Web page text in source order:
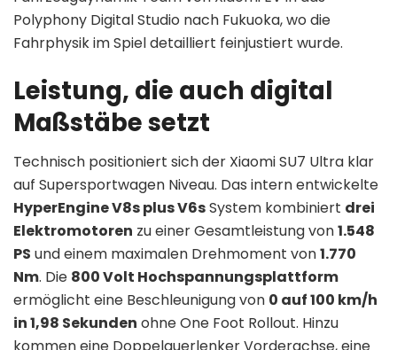
Polyphony Digital Studio nach Fukuoka, wo die
Fahrphysik im Spiel detailliert feinjustiert wurde.
Leistung, die auch digital
Maßstäbe setzt
Technisch positioniert sich der Xiaomi SU7 Ultra klar
auf Supersportwagen Niveau. Das intern entwickelte
HyperEngine V8s plus V6sSystem kombiniert drei
Elektromotoren zu einer Gesamtleistung von1.548
PS und einem maximalen Drehmoment von1.770
Nm. Die 800 Volt Hochspannungsplattform
ermöglicht eine Beschleunigung von 0 auf 100 km/h
in 1,98 Sekunden ohne One Foot Rollout. Hinzu